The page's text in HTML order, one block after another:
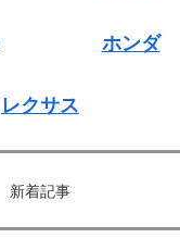
ホンダ
レクサス
新着記事